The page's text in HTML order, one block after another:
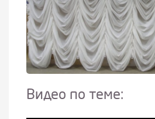
Видео по теме: